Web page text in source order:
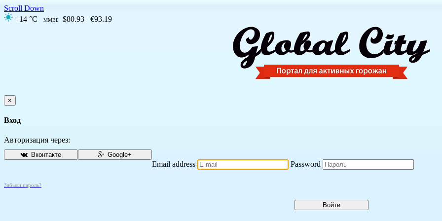
Scroll Down
+14 °C
ММВБ $80.93 €93.19
×
Вход
Авторизация через:
Вконтакте Google+
Email address Password
Забыли пароль?
Войти